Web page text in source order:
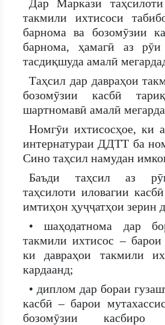
Дар Маркази
такмили ихтисоси
барнома ва бозомӯзии
барнома, ҳамагӣ аз
тасдиқшуда амалӣ
Таҳсил дар давраҳои
бозомӯзии касбӣ
шартномавӣ амалӣ
Номгӯи ихтисосҳое, ки
интернатураи ДДТТ ба
Сино таҳсил намудан
Баъди таҳсил аз
таҳсилоти иловагии
имтиҳон ҳуҷҷатҳои зерин
• шаҳодатнома дар
такмили ихтисос – барои
ки давраҳои такмили
кардаанд;
• диплом дар бораи
касбӣ – барои
бозомӯзии касбиро